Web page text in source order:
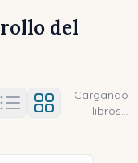
del
Título (z-a)
abierto
Cargando
libros...